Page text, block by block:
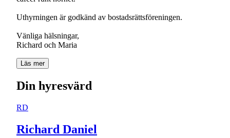
Uthyrningen är godkänd av bostadsrättsföreningen.
Vänliga hälsningar,
Richard och Maria
Läs mer
Din hyresvärd
RD
Richard Daniel